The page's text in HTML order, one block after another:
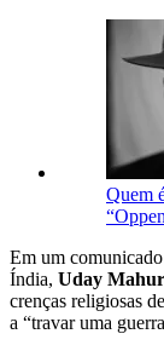
Quem
Em um
Índia, Uday
crenças religiosas
a “travar uma